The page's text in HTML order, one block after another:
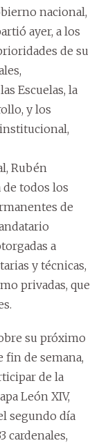
nacional,
ayer, a los
de su
Escuelas, la
y los
Rubén
de todos los
de
a
y técnicas,
privadas, que
su próximo
fin de semana,
de la
León XIV,
segundo día
cardenales,